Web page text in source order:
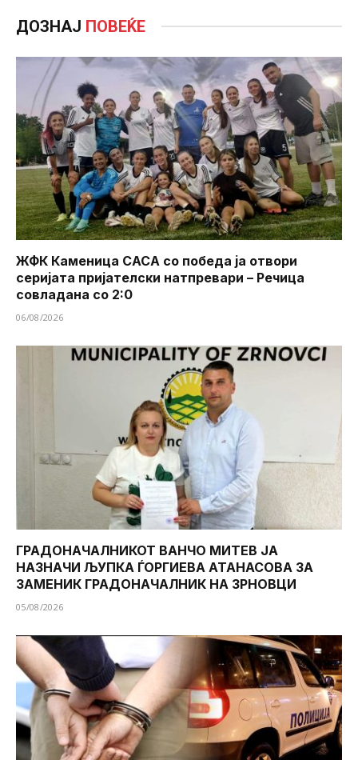
ДОЗНАЈ ПОВЕЌЕ
ЖФК Каменица САСА со победа ја отвори
серијата пријателски натпревари – Речица
совладана со 2:0
06/08/2026
ГРАДОНАЧАЛНИКОТ ВАНЧО МИТЕВ ЈА
НАЗНАЧИ ЉУПКА ЃОРГИЕВА АТАНАСОВА ЗА
ЗАМЕНИК ГРАДОНАЧАЛНИК НА ЗРНОВЦИ
05/08/2026